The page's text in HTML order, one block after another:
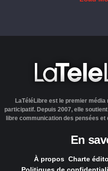
LaTéléLibre est le premier
participatif. Depuis 2007, elle
libre communication des pensées
En
À propos Charte